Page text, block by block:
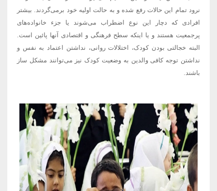
نرود تمام این حالات رفع شده و به حالت اولیه خود برمی‌گردند. بیشتر
افرادی که دچار این نوع اضطراب می‌شوند یا جزء خانواده‌های
پرجمعیت هستند و یا اینکه سطح فرهنگی و اقتصادی آنها پائین است.
البته خجالتی بودن کودک، اختلالات روانی، نداشتن اعتماد به نفس و
نداشتن توجه کافی والدین به وضعیت کودک نیز می‌توانند مشکل ساز
باشند.